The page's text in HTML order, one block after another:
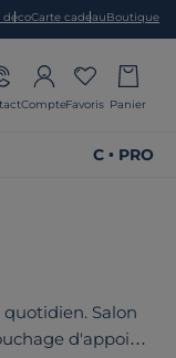
décoCarte cadeauBoutique
CompteFavoris Panier
C • PRO
Salon
d'appoint